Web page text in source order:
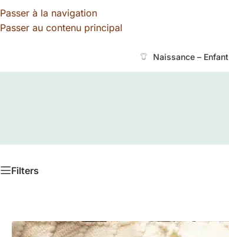
Passer à la navigation
Passer au contenu principal
Naissance – Enfant
Filters